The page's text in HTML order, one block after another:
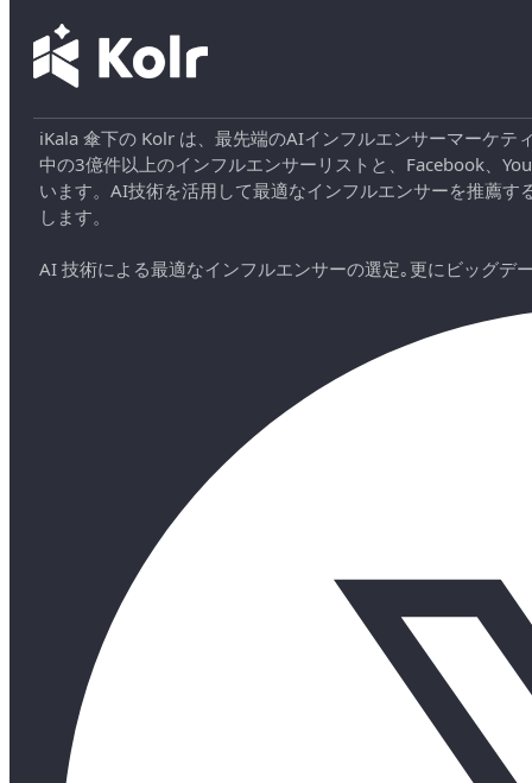
iKala 傘下の Kolr は、最先端のAIインフルエンサーマーケ
中の3億件以上のインフルエンサーリストと、Facebook、
います。AI技術を活用して最適なインフルエンサーを推薦
します。
AI 技術による最適なインフルエンサーの選定｡更にビッグデ